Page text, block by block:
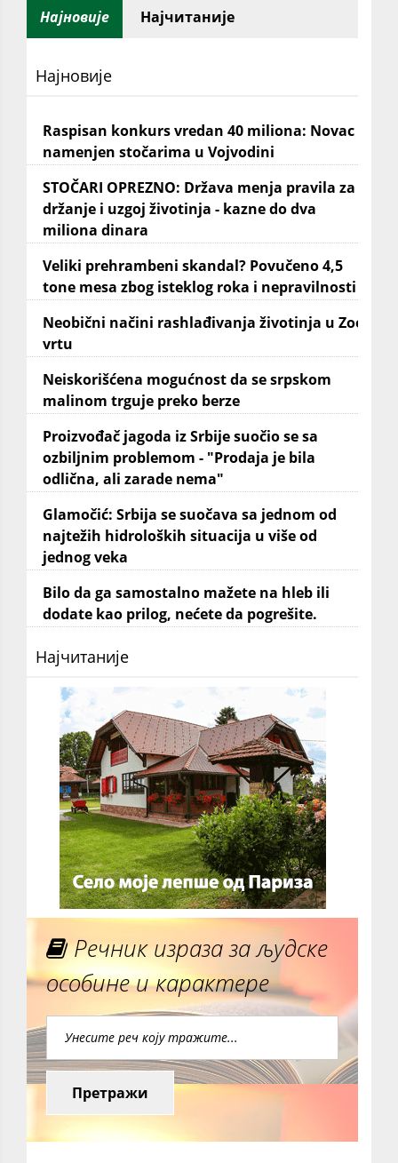
Најновије Најчитаније
Најновије
Raspisan konkurs vredan 40 miliona: Novac
namenjen stočarima u Vojvodini
STOČARI OPREZNO: Država menja pravila za
držanje i uzgoj životinja - kazne do dva
miliona dinara
Veliki prehrambeni skandal? Povučeno 4,5
tone mesa zbog isteklog roka i nepravilnosti
Neobični načini rashlađivanja životinja u Zoo
vrtu
Neiskorišćena mogućnost da se srpskom
malinom trguje preko berze
Proizvođač jagoda iz Srbije suočio se sa
ozbiljnim problemom - "Prodaja je bila
odlična, ali zarade nema"
Glamočić: Srbija se suočava sa jednom od
najtežih hidroloških situacija u više od
jednog veka
Bilo da ga samostalno mažete na hleb ili
dodate kao prilog, nećete da pogrešite.
Најчитаније
Речник израза за људске
особине и карактере
Претражи